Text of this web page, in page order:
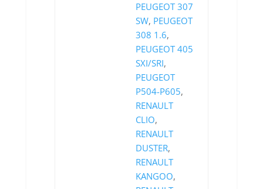
PEUGEOT 307
SW, PEUGEOT
308 1.6,
PEUGEOT 405
SXI/SRI,
PEUGEOT
P504-P605,
RENAULT
CLIO,
RENAULT
DUSTER,
RENAULT
KANGOO,